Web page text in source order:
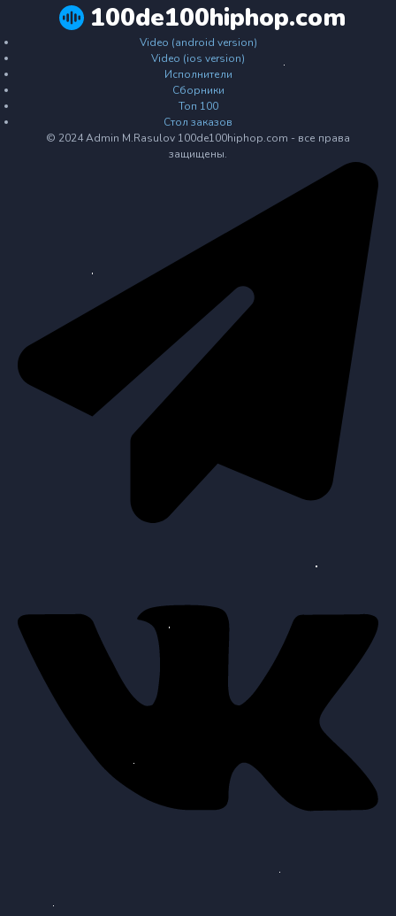
100de100hiphop.com
Video (android version)
Video (ios version)
Исполнители
Сборники
Топ 100
Стол заказов
© 2024 Admin M.Rasulov 100de100hiphop.com - все права
защищены.